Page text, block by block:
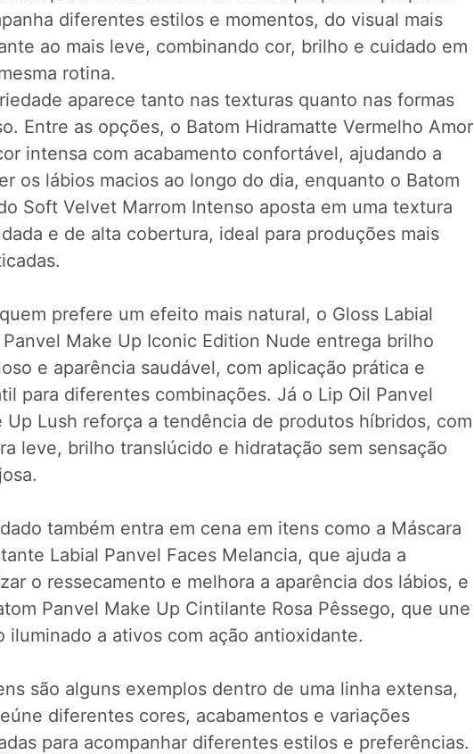
diferentes estilos e momentos, do visual mais
ao mais leve, combinando cor, brilho e cuidado em
rotina.
aparece tanto nas texturas quanto nas formas
Entre as opções, o Batom Hidramatte Vermelho Amor
intensa com acabamento confortável, ajudando a
os lábios macios ao longo do dia, enquanto o Batom
Soft Velvet Marrom Intenso aposta em uma textura
e de alta cobertura, ideal para produções mais
prefere um efeito mais natural, o Gloss Labial
Make Up Iconic Edition Nude entrega brilho
e aparência saudável, com aplicação prática e
para diferentes combinações. Já o Lip Oil Panvel
Up Lush reforça a tendência de produtos híbridos, com
leve, brilho translúcido e hidratação sem sensação
também entra em cena em itens como a Máscara
Labial Panvel Faces Melancia, que ajuda a
o ressecamento e melhora a aparência dos lábios, e
Panvel Make Up Cintilante Rosa Pêssego, que une
iluminado a ativos com ação antioxidante.
são alguns exemplos dentro de uma linha extensa,
diferentes cores, acabamentos e variações
para acompanhar diferentes estilos e preferências.